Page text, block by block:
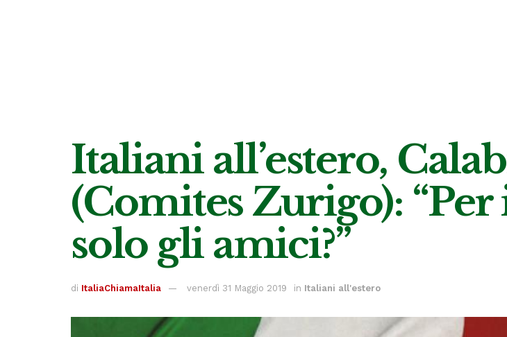
Italiani all’estero,
(Comites Zurigo):
solo gli amici?”
di ItaliaChiamaItalia venerdì 31 Maggio 2019 in Italiani all'estero